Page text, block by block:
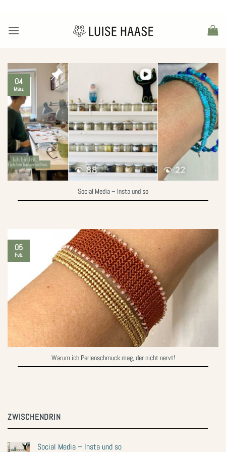
springen
Social Media – Insta und so
04
März
Warum ich Perlenschmuck mag, der nicht nervt!
05
Feb.
ZWISCHENDRIN
Social Media – Insta und so